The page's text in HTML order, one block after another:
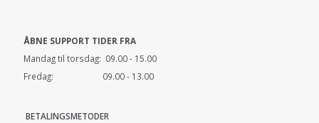
ÅBNE SUPPORT TIDER FRA
Mandag til torsdag: 09.00 - 15.00
Fredag: 09.00 - 13.00
BETALINGSMETODER